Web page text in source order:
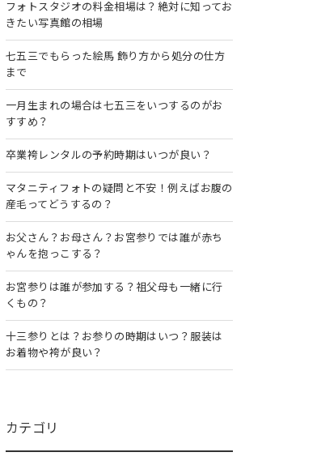
フォトスタジオの料金相場は？絶対に知ってお
きたい写真館の相場
七五三でもらった絵馬 飾り方から処分の仕方
まで
一月生まれの場合は七五三をいつするのがお
すすめ？
卒業袴レンタルの予約時期はいつが良い？
マタニティフォトの疑問と不安！例えばお腹の
産毛ってどうするの？
お父さん？お母さん？お宮参りでは誰が赤ち
ゃんを抱っこする？
お宮参りは誰が参加する？祖父母も一緒に行
くもの？
十三参りとは？お参りの時期はいつ？服装は
お着物や袴が良い？
カテゴリ